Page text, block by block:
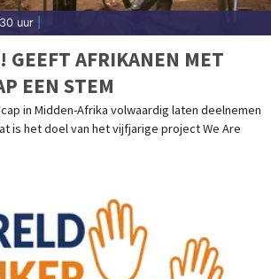
uur
GEEFT AFRIKANEN MET
EEN STEM
in Midden-Afrika volwaardig laten deelnemen
is het doel van het vijfjarige project We Are